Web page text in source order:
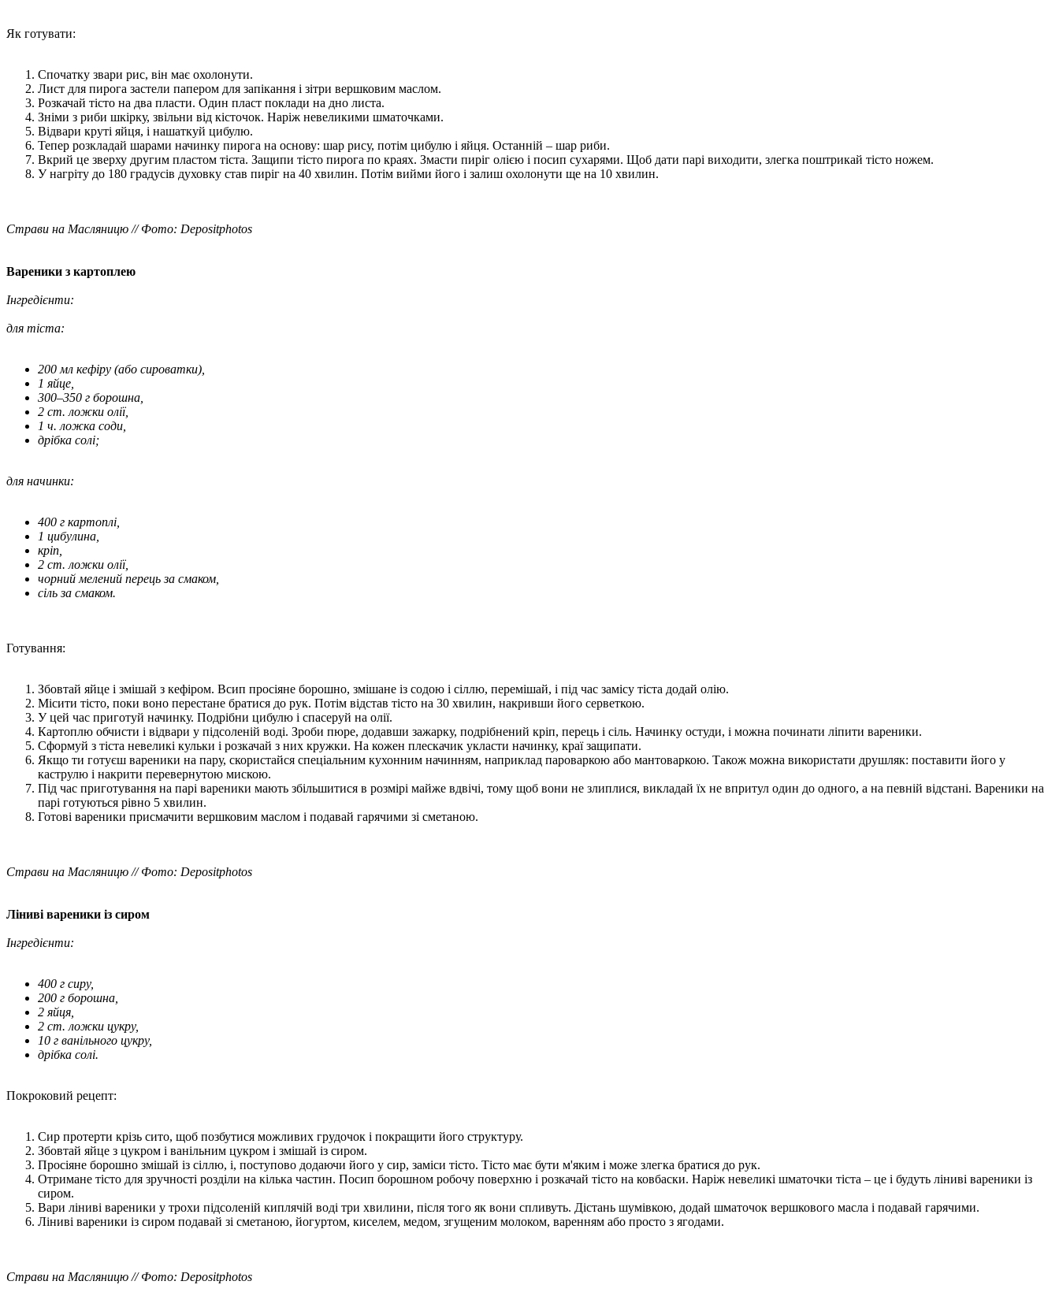
Як готувати:
Спочатку звари рис, він має охолонути.
Лист для пирога застели папером для запікання і зітри вершковим маслом.
Розкачай тісто на два пласти. Один пласт поклади на дно листа.
Зніми з риби шкірку, звільни від кісточок. Наріж невеликими шматочками.
Відвари круті яйця, і нашаткуй цибулю.
Тепер розкладай шарами начинку пирога на основу: шар рису, потім цибулю і яйця. Останній – шар риби.
Вкрий це зверху другим пластом тіста. Защипи тісто пирога по краях. Змасти пиріг олією і посип сухарями. Щоб дати парі виходити, злегка поштрикай тісто ножем.
У нагріту до 180 градусів духовку став пиріг на 40 хвилин. Потім вийми його і залиш охолонути ще на 10 хвилин.
Страви на Масляницю // Фото: Depositphotos
Вареники з картоплею
Інгредієнти:
для тіста:
200 мл кефіру (або сироватки),
1 яйце,
300–350 г борошна,
2 ст. ложки олії,
1 ч. ложка соди,
дрібка солі;
для начинки:
400 г картоплі,
1 цибулина,
кріп,
2 ст. ложки олії,
чорний мелений перець за смаком,
сіль за смаком.
Готування:
Збовтай яйце і змішай з кефіром. Всип просіяне борошно, змішане із содою і сіллю, перемішай, і під час замісу тіста додай олію.
Місити тісто, поки воно перестане братися до рук. Потім відстав тісто на 30 хвилин, накривши його серветкою.
У цей час приготуй начинку. Подрібни цибулю і спасеруй на олії.
Картоплю обчисти і відвари у підсоленій воді. Зроби пюре, додавши зажарку, подрібнений кріп, перець і сіль. Начинку остуди, і можна починати ліпити вареники.
Сформуй з тіста невеликі кульки і розкачай з них кружки. На кожен плескачик укласти начинку, краї защипати.
Якщо ти готуєш вареники на пару, скористайся спеціальним кухонним начинням, наприклад пароваркою або мантоваркою. Також можна використати друшляк: поставити його у
каструлю і накрити перевернутою мискою.
Під час приготування на парі вареники мають збільшитися в розмірі майже вдвічі, тому щоб вони не злиплися, викладай їх не впритул один до одного, а на певній відстані. Вареники на
парі готуються рівно 5 хвилин.
Готові вареники присмачити вершковим маслом і подавай гарячими зі сметаною.
Страви на Масляницю // Фото: Depositphotos
Ліниві вареники із сиром
Інгредієнти:
400 г сиру,
200 г борошна,
2 яйця,
2 ст. ложки цукру,
10 г ванільного цукру,
дрібка солі.
Покроковий рецепт:
Сир протерти крізь сито, щоб позбутися можливих грудочок і покращити його структуру.
Збовтай яйце з цукром і ванільним цукром і змішай із сиром.
Просіяне борошно змішай із сіллю, і, поступово додаючи його у сир, заміси тісто. Тісто має бути м'яким і може злегка братися до рук.
Отримане тісто для зручності розділи на кілька частин. Посип борошном робочу поверхню і розкачай тісто на ковбаски. Наріж невеликі шматочки тіста – це і будуть ліниві вареники із
сиром.
Вари ліниві вареники у трохи підсоленій киплячій воді три хвилини, після того як вони спливуть. Дістань шумівкою, додай шматочок вершкового масла і подавай гарячими.
Ліниві вареники із сиром подавай зі сметаною, йогуртом, киселем, медом, згущеним молоком, варенням або просто з ягодами.
Страви на Масляницю // Фото: Depositphotos